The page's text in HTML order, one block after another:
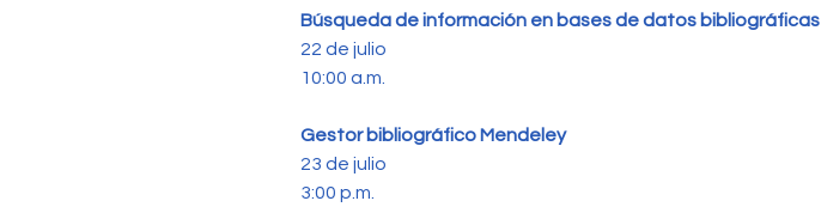
Búsqueda de información en bases de datos bibliográficas
22 de julio
10:00 a.m.
Gestor bibliográfico Mendeley
23 de julio
3:00 p.m.